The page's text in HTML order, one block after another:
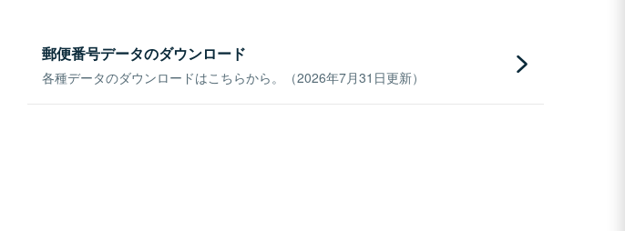
郵便番号データのダウンロード
各種データのダウンロードはこちらから。（2026年7月31日更新）